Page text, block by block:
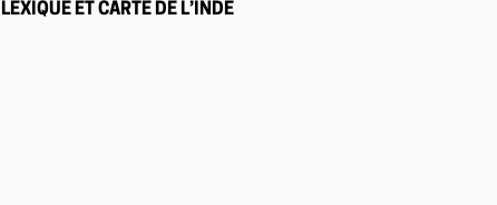
LEXIQUE ET CARTE DE L’INDE